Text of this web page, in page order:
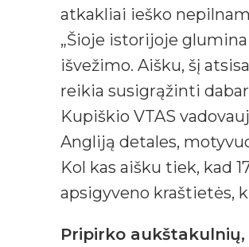
atkakliai ieško
„Šioje istorijoje
išvežimo. Aišku, šį
reikia susigrąžinti
Kupiškio VTAS
Angliją detales,
Kol kas aišku tiek, kad
apsigyveno kraštietės,
Pripirko